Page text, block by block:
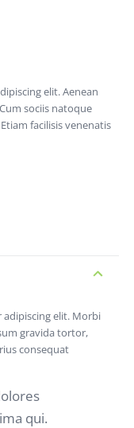
elit. Aenean
sociis natoque
facilisis venenatis
elit. Morbi
gravida tortor,
consequat
qui.